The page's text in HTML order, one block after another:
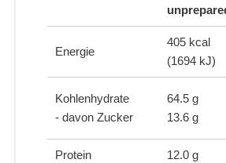
Energie
405 kcal
(1694 kJ)
Kohlenhydrate
- davon Zucker
64.5 g
13.6 g
Protein 12.0 g